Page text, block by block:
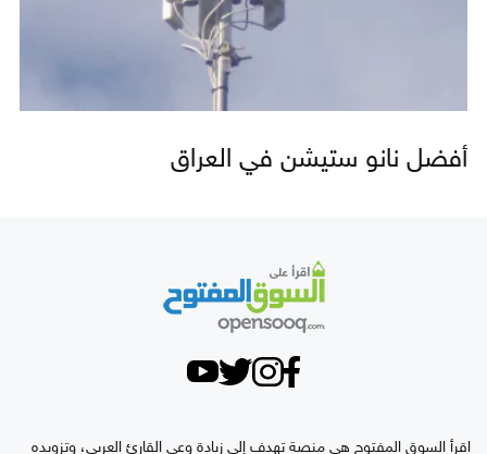
أفضل نانو ستيشن في العراق
اقرأ السوق المفتوح هي منصة تهدف إلى زيادة وعي القارئ العربي، وتزويده